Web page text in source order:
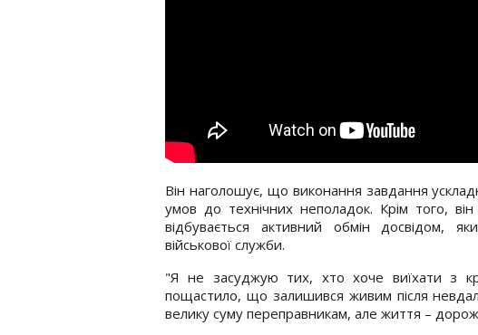
Він наголошує, що виконання завдання
умов до технічних неполадок. Крім того,
відбувається активний обмін досвідом,
військової служби.
"Я не засуджую тих, хто хоче виїхати з
пощастило, що залишився живим після
велику суму переправникам, але життя –